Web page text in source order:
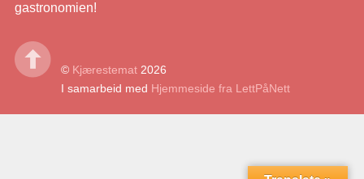
gastronomien!
© Kjærestemat2026
I samarbeid med Hjemmeside fra LettPåNett